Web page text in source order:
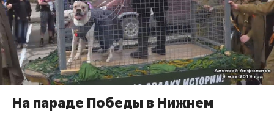
На параде Победы в Нижнем